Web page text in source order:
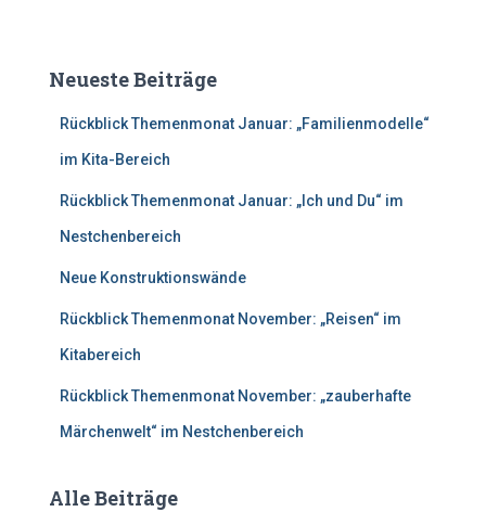
n
Neueste Beiträge
Rückblick Themenmonat Januar: „Familienmodelle“
im Kita-Bereich
Rückblick Themenmonat Januar: „Ich und Du“ im
Nestchenbereich
Neue Konstruktionswände
Rückblick Themenmonat November: „Reisen“ im
Kitabereich
Rückblick Themenmonat November: „zauberhafte
Märchenwelt“ im Nestchenbereich
Alle Beiträge